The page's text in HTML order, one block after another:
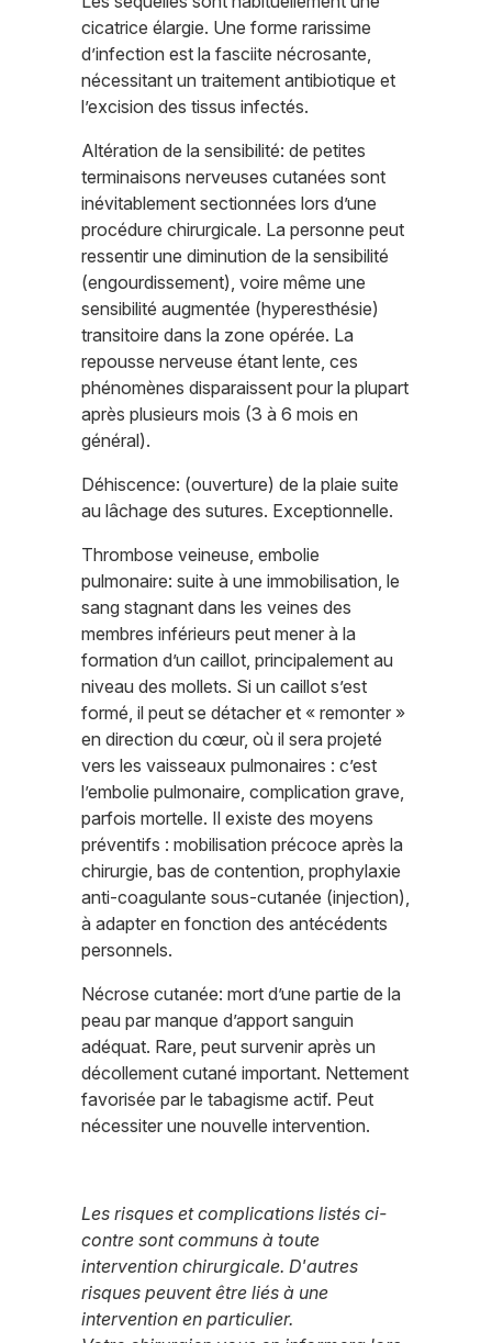
cicatrice élargie. Une forme rarissime
d’infection est la fasciite nécrosante,
nécessitant un traitement antibiotique et
l’excision des tissus infectés.
Altération de la sensibilité: de petites
terminaisons nerveuses cutanées sont
inévitablement sectionnées lors d’une
procédure chirurgicale. La personne peut
ressentir une diminution de la sensibilité
(engourdissement), voire même une
sensibilité augmentée (hyperesthésie)
transitoire dans la zone opérée. La
repousse nerveuse étant lente, ces
phénomènes disparaissent pour la plupart
après plusieurs mois (3 à 6 mois en
général).
Déhiscence: (ouverture) de la plaie suite
au lâchage des sutures. Exceptionnelle.
Thrombose veineuse, embolie
pulmonaire: suite à une immobilisation, le
sang stagnant dans les veines des
membres inférieurs peut mener à la
formation d’un caillot, principalement au
niveau des mollets. Si un caillot s’est
formé, il peut se détacher et « remonter »
en direction du cœur, où il sera projeté
vers les vaisseaux pulmonaires : c’est
l’embolie pulmonaire, complication grave,
parfois mortelle. Il existe des moyens
préventifs : mobilisation précoce après la
chirurgie, bas de contention, prophylaxie
anti-coagulante sous-cutanée (injection),
à adapter en fonction des antécédents
personnels.
Nécrose cutanée: mort d’une partie de la
peau par manque d’apport sanguin
adéquat. Rare, peut survenir après un
décollement cutané important. Nettement
favorisée par le tabagisme actif. Peut
nécessiter une nouvelle intervention.
Les risques et complications listés ci-
contre sont communs à toute
intervention chirurgicale. D'autres
risques peuvent être liés à une
intervention en particulier.